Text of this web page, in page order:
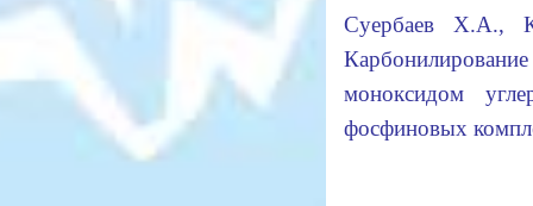
Суербаев Х.А.,
моноксидом
фосфиновых